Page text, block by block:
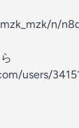
n/
users/